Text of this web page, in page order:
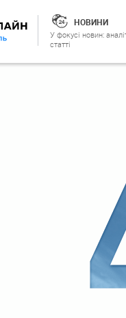
НОВИНИ
У фокусі новин:
статті